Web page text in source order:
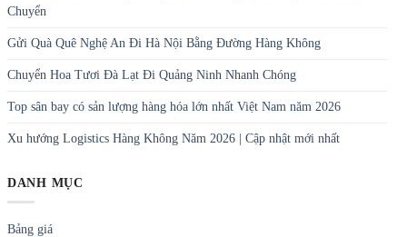
Chuyển
Gửi Quà Quê Nghệ An Đi Hà Nội Bằng Đường Hàng Không
Chuyển Hoa Tươi Đà Lạt Đi Quảng Ninh Nhanh Chóng
Top sân bay có sản lượng hàng hóa lớn nhất Việt Nam năm 2026
Xu hướng Logistics Hàng Không Năm 2026 | Cập nhật mới nhất
DANH MỤC
Bảng giá